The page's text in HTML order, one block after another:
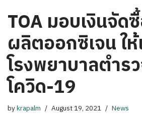
TOA มอบเงินจัด
ผลิตออกซิเจน ใ
โรงพยาบาลตำร
โควิด-19
bykrapalm August 19, 2021 News